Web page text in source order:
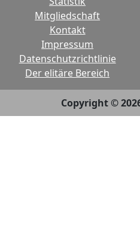
Mitgliedschaft
Kontakt
Impressum
Datenschutzrichtlinie
Der elitäre Bereich
Copyright ©